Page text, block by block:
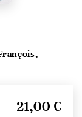
21,00 €